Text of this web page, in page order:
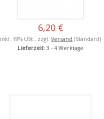
6,20 €
inkl. 19% USt., zzgl.Versand (Standard)
Lieferzeit: 3 - 4 Werktage